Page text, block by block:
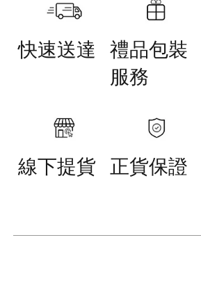
快速送達
禮品包裝
服務
線下提貨 正貨保證